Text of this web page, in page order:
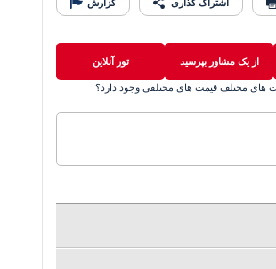
از یک مشاور بپرسید
تور آنلاین
های مختلف قیمت های مختلفی وجود دارد؟